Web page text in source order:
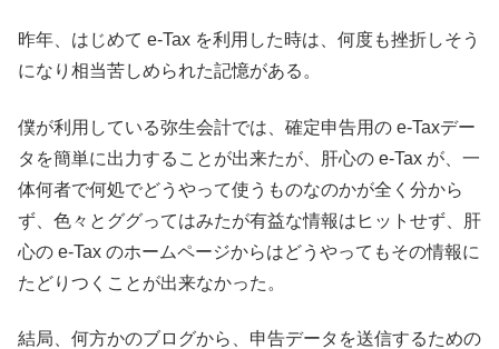
昨年、はじめて e-Tax を利用した時は、何度も挫折しそう
になり相当苦しめられた記憶がある。
僕が利用している弥生会計では、確定申告用の e-Taxデー
タを簡単に出力することが出来たが、肝心の e-Tax が、一
体何者で何処でどうやって使うものなのかが全く分から
ず、色々とググってはみたが有益な情報はヒットせず、肝
心の e-Tax のホームページからはどうやってもその情報に
たどりつくことが出来なかった。
結局、何方かのブログから、申告データを送信するための